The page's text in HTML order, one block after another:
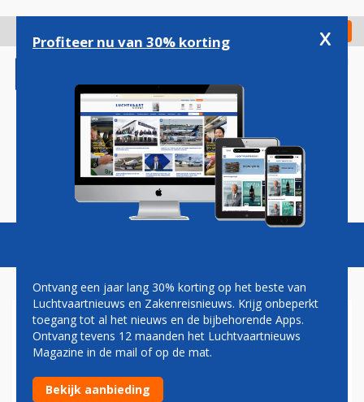
gaan
Check in
Magazine Podcasts Vacatures
KLM GAAT MOTOREN BOEING
787'S XIAMEN AIRLINES
ONDERHOUDEN
Profiteer nu van 30% korting x
Ontvang een jaar lang 30% korting op het beste van
Luchtvaartnieuws en Zakenreisnieuws. Krijg onbeperkt
toegang tot al het nieuws en de bijbehorende Apps.
Ontvang tevens 12 maanden het Luchtvaartnieuws
Magazine in de mail of op de mat.
Bekijk aanbieding